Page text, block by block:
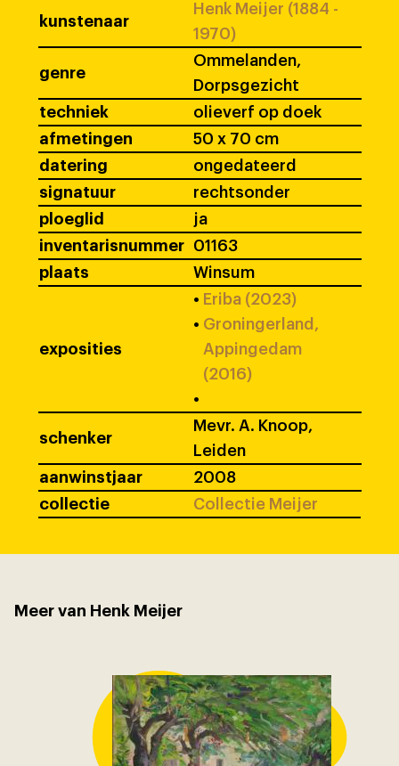
kunstenaar
Henk Meijer (1884 -
1970)
genre
Ommelanden,
Dorpsgezicht
techniek
olieverf op doek
afmetingen
50 x 70 cm
datering
ongedateerd
signatuur
rechtsonder
ploeglid
ja
inventarisnummer
01163
plaats
Winsum
exposities
• Eriba (2023)
• Groningerland,
Appingedam
(2016)
•
schenker
Mevr. A. Knoop,
Leiden
aanwinstjaar
2008
collectie
Collectie Meijer
Meer van Henk Meijer